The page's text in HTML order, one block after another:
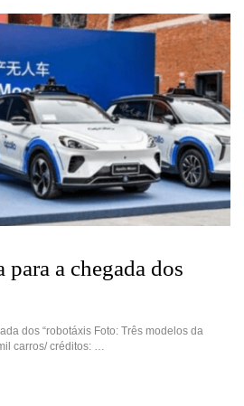
para a chegada dos
dos “robotáxis Foto: Três modelos da
carros/ créditos: …